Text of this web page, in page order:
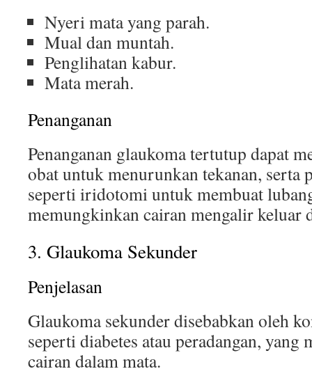
Nyeri mata yang parah.
Mual dan muntah.
Penglihatan kabur.
Mata merah.
Penanganan
Penanganan glaukoma tertutup dapat
obat untuk menurunkan tekanan, serta
seperti iridotomi untuk membuat
memungkinkan cairan mengalir keluar
3. Glaukoma Sekunder
Penjelasan
Glaukoma sekunder disebabkan oleh
seperti diabetes atau peradangan, yang
cairan dalam mata.